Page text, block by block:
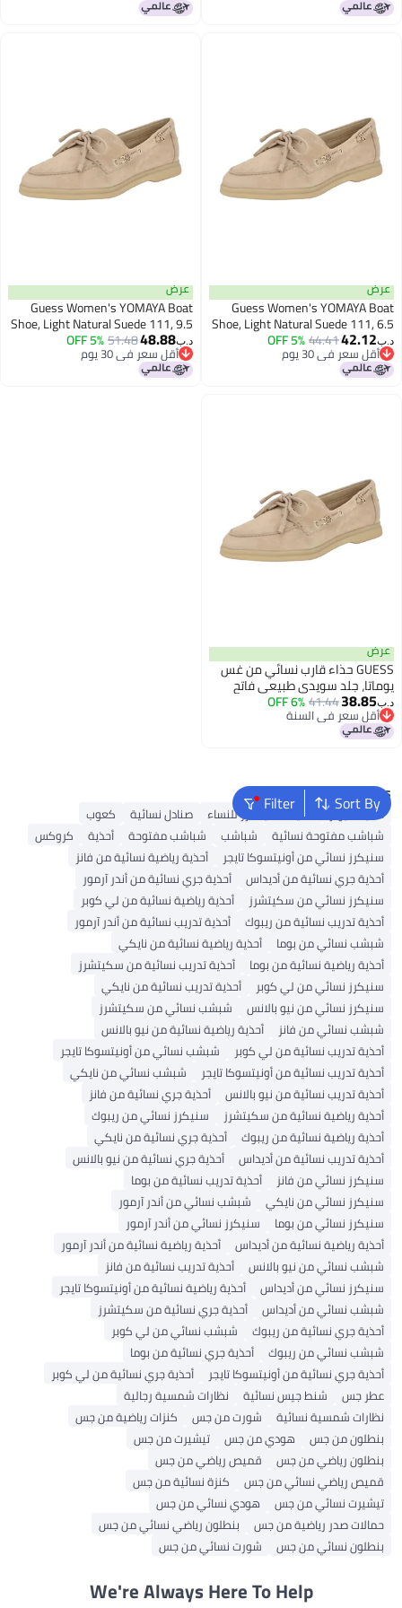
أقل سعر في 30 يوم أقل سعر في 30 يوم
عرض
Guess Women's YOMAYA Boat
Shoe, Light Natural Suede 111, 6.5
د.ب‏42.12
44.41
5% OFF
أقل سعر في 30 يوم
أقل سعر في 30 يوم
عرض
Guess Women's YOMAYA Boat
Shoe, Light Natural Suede 111, 9.5
د.ب‏48.88
51.48
5% OFF
أقل سعر في 30 يوم
أقل سعر في 30 يوم
عرض
GUESS حذاء قارب نسائي من غس
يوماتا، جلد سويدي طبيعي فاتح
111، 7
د.ب‏38.85
41.44
6% OFF
أقل سعر في السنة
أقل سعر في السنة
Sort By
FilterPopular Searches
أحذية ميولز أحذية سكيتشرز للنساء صنادل نسائية
كعوب
شباشب مفتوحة نسائية
شباشب شباشب مفتوحة أحذية
كروكس
سنيكرز نسائي من أونيتسوكا تايجر
أحذية رياضية نسائية من فانز
أحذية جري نسائية من أديداس
أحذية جري نسائية من أندر آرمور
سنيكرز نسائي من سكيتشرز
أحذية رياضية نسائية من لي كوبر
أحذية تدريب نسائية من ريبوك
أحذية تدريب نسائية من أندر آرمور
شبشب نسائي من بوما
أحذية رياضية نسائية من نايكي
أحذية رياضية نسائية من بوما
أحذية تدريب نسائية من سكيتشرز
سنيكرز نسائي من لي كوبر
أحذية تدريب نسائية من نايكي
سنيكرز نسائي من نيو بالانس
شبشب نسائي من سكيتشرز
شبشب نسائي من فانز
أحذية رياضية نسائية من نيو بالانس
أحذية تدريب نسائية من لي كوبر
شبشب نسائي من أونيتسوكا تايجر
أحذية تدريب نسائية من أونيتسوكا تايجر
شبشب نسائي من نايكي
أحذية تدريب نسائية من نيو بالانس
أحذية جري نسائية من فانز
أحذية رياضية نسائية من سكيتشرز
سنيكرز نسائي من ريبوك
أحذية رياضية نسائية من ريبوك
أحذية جري نسائية من نايكي
أحذية تدريب نسائية من أديداس
أحذية جري نسائية من نيو بالانس
سنيكرز نسائي من فانز
أحذية تدريب نسائية من بوما
سنيكرز نسائي من نايكي
شبشب نسائي من أندر آرمور
سنيكرز نسائي من بوما
سنيكرز نسائي من أندر آرمور
أحذية رياضية نسائية من أديداس
أحذية رياضية نسائية من أندر آرمور
شبشب نسائي من نيو بالانس
أحذية تدريب نسائية من فانز
سنيكرز نسائي من أديداس
أحذية رياضية نسائية من أونيتسوكا تايجر
شبشب نسائي من أديداس
أحذية جري نسائية من سكيتشرز
أحذية جري نسائية من ريبوك
شبشب نسائي من لي كوبر
شبشب نسائي من ريبوك
أحذية جري نسائية من بوما
أحذية جري نسائية من أونيتسوكا تايجر
أحذية جري نسائية من لي كوبر
عطر جس
شنط جيس نسائية
نظارات شمسية رجالية
نظارات شمسية نسائية
شورت من جس
كنزات رياضية من جس
بنطلون من جس
هودي من جس
تيشيرت من جس
بنطلون رياضي من جس
قميص رياضي من جس
قميص رياضي نسائي من جس
كنزة نسائية من جس
تيشيرت نسائي من جس
هودي نسائي من جس
حمالات صدر رياضية من جس
بنطلون رياضي نسائي من جس
بنطلون نسائي من جس
شورت نسائي من جس
We're Always Here To Help